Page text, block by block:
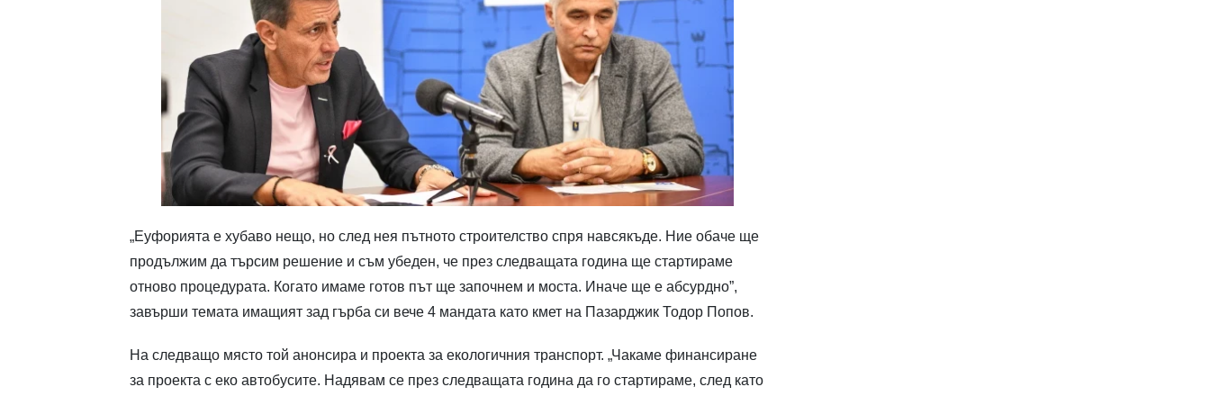
„Еуфорията е хубаво нещо, но след нея пътното строителство спря навсякъде. Ние обаче ще
продължим да търсим решение и съм убеден, че през следващата година ще стартираме
отново процедурата. Когато имаме готов път ще започнем и моста. Иначе ще е абсурдно”,
завърши темата имащият зад гърба си вече 4 мандата като кмет на Пазарджик Тодор Попов.
На следващо място той анонсира и проекта за екологичния транспорт. „Чакаме финансиране
за проекта с еко автобусите. Надявам се през следващата година да го стартираме, след като